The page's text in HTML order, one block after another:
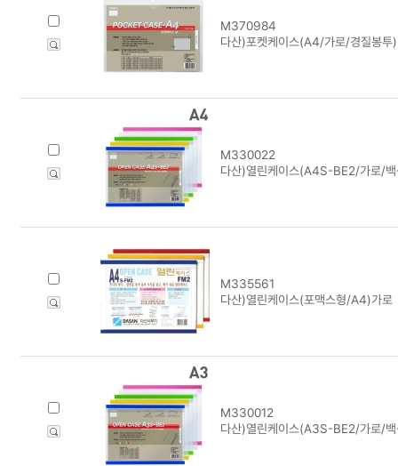
M370984
다산)포켓케이스(A4/가로/경질봉투)
M330022
다산)열린케이스(A4S-BE2/가로/
M335561
다산)열린케이스(포맥스형/A4)가로
M330012
다산)열린케이스(A3S-BE2/가로/